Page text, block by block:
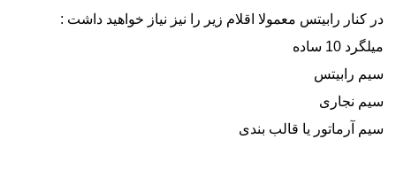
در کنار رابیتس معمولا اقلام زیر را نیز نیاز خواهید داشت :
میلگرد 10 ساده
سیم رابیتس
سیم نجاری
سیم آرماتور یا قالب بندی